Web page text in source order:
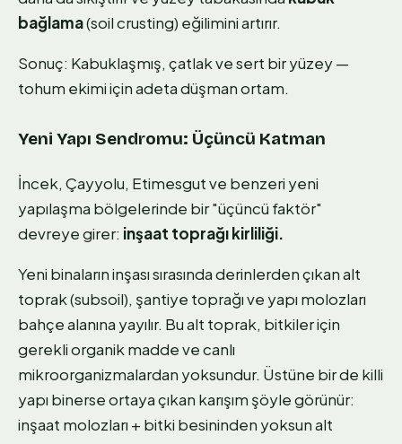
bağlama(soil crusting) eğilimini artırır.
Sonuç: Kabuklaşmış, çatlak ve sert bir yüzey —
tohum ekimi için adeta düşman ortam.
Yeni Yapı Sendromu: Üçüncü Katman
İncek, Çayyolu, Etimesgut ve benzeri yeni
yapılaşma bölgelerinde bir "üçüncü faktör"
devreye girer: inşaat toprağı kirliliği.
Yeni binaların inşası sırasında derinlerden çıkan alt
toprak (subsoil), şantiye toprağı ve yapı molozları
bahçe alanına yayılır. Bu alt toprak, bitkiler için
gerekli organik madde ve canlı
mikroorganizmalardan yoksundur. Üstüne bir de killi
yapı binerse ortaya çıkan karışım şöyle görünür:
inşaat molozları + bitki besininden yoksun alt